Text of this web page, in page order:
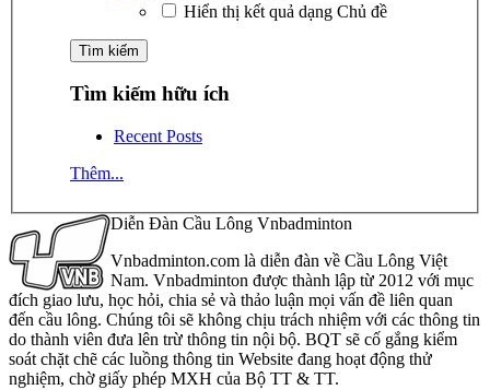
Hiển thị kết quả dạng Chủ đề
Tìm kiếm hữu ích
Recent Posts
Thêm...
Diễn Đàn Cầu Lông Vnbadminton
Vnbadminton.com là diễn đàn về Cầu Lông Việt
Nam. Vnbadminton được thành lập từ 2012 với mục
đích giao lưu, học hỏi, chia sẻ và thảo luận mọi vấn đề liên quan
đến cầu lông. Chúng tôi sẽ không chịu trách nhiệm với các thông tin
do thành viên đưa lên trừ thông tin nội bộ. BQT sẽ cố gắng kiểm
soát chặt chẽ các luồng thông tin Website đang hoạt động thử
nghiệm, chờ giấy phép MXH của Bộ TT & TT.